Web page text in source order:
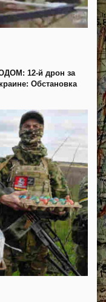
12-й дрон за
Обстановка